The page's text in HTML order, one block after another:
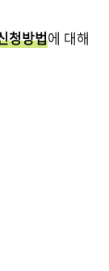
청방법에 대해